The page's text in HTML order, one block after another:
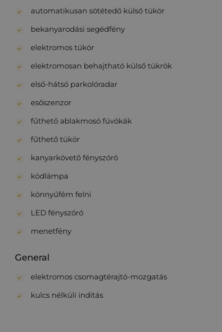
automatikusan sötétedő külső tükör
bekanyarodási segédfény
elektromos tükör
elektromosan behajtható külső tükrök
első-hátsó parkolóradar
esőszenzor
fűthető ablakmosó fúvókák
fűthető tükör
kanyarkövető fényszóró
ködlámpa
könnyűfém felni
LED fényszóró
menetfény
General
elektromos csomagtérajtó-mozgatás
kulcs nélküli indítás